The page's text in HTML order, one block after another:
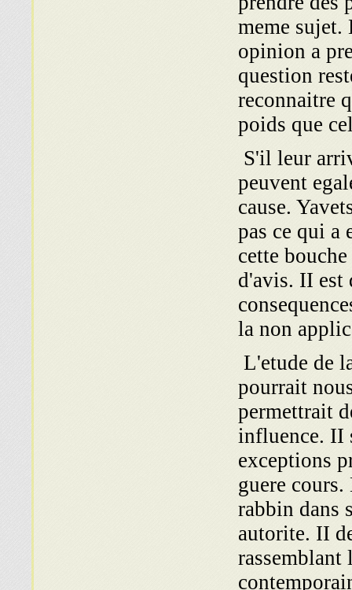
meme sujet.
opinion a
question
reconnaitre
poids que
S'il leur
peuvent
cause.
pas ce qui a
cette
d'avis. II est
la non
L'etude de
pourrait
permettrait
influence. II
exceptions
guere
rabbin dans
autorite. II
rassemblant